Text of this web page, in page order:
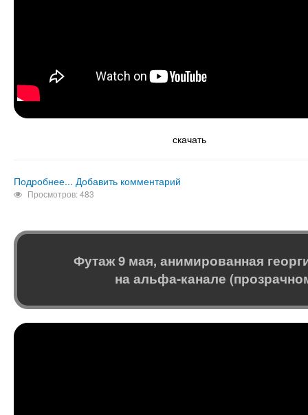
скачать
Подробнее... Добавить комментарий
Просмотров: 483
Футаж 9 мая, анимированная
на альфа-канале